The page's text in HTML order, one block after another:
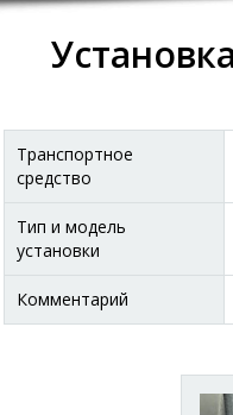
Транспортное
средство
Тип и модель
установки
Комментарий